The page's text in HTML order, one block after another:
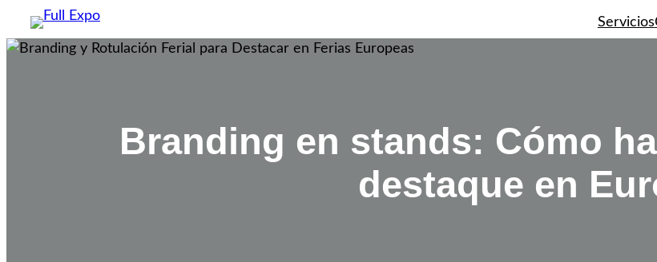
Saltar
al
contenido
Servicios
Branding en stands: Cómo
destaque en